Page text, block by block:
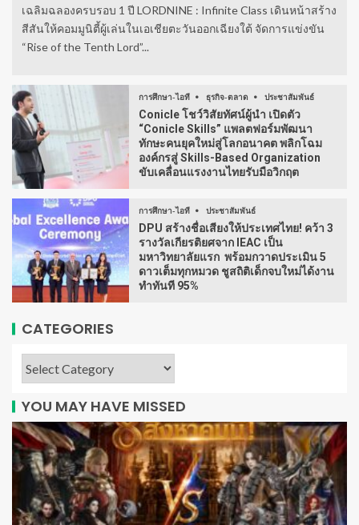
เฉลิมฉลองครบรอบ 1 ปี LORDNINE : Infinite Class เดินหน้าสร้าง
สีสันให้คอมมูนิตี้ผู้เล่นในเอเชียตะวันออกเฉียงใต้ จัดการแข่งขัน
“Rise of the Tenth Lord”...
การศึกษา-ไอที ธุรกิจ-ตลาด ประชาสัมพันธ์
Conicle โชว์วิสัยทัศน์ผู้นำ เปิดตัว
“Conicle Skills” แพลตฟอร์มพัฒนา
ทักษะคนยุคใหม่สู่โลกอนาคต พลิกโฉม
องค์กรสู่ Skills-Based Organization
ขับเคลื่อนแรงงานไทยรับมือวิกฤต
การศึกษา-ไอที ประชาสัมพันธ์
DPU สร้างชื่อเสียงให้ประเทศไทย! คว้า 3
รางวัลเกียรติยศจาก IEAC เป็น
มหาวิทยาลัยแรก พร้อมกวาดประเมิน 5
ดาวเต็มทุกหมวด ชูสถิติเด็กจบใหม่ได้งาน
ทำทันที 95%
CATEGORIES
YOU MAY HAVE MISSED